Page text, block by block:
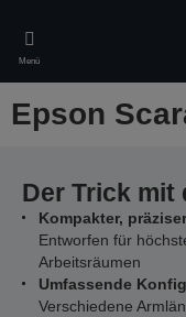
main
content
Menü
Epson
Der Trick mit
Kompakter,
Entworfen für
Arbeitsräumen
Umfassende
Verschiedene